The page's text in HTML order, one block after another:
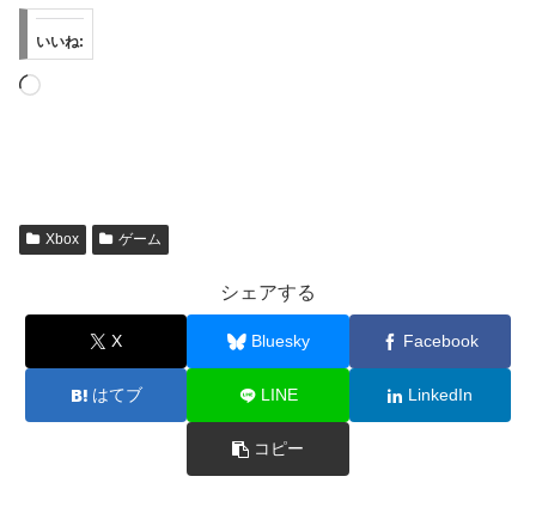
いいね:
読
Xbox ゲーム
シェアする
X Bluesky Facebook
はてブ LINE LinkedIn
コピー